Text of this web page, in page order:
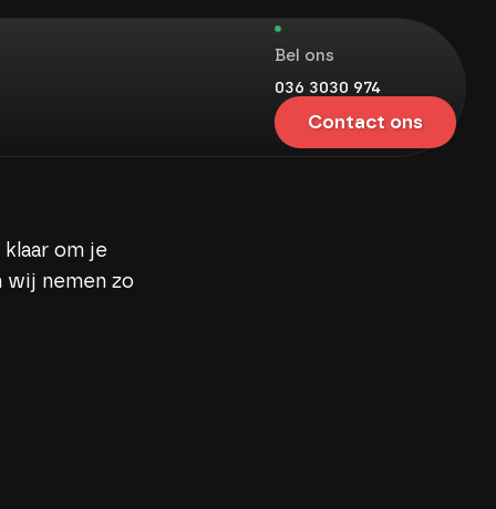
Bel ons
036 3030 974
Contact ons
om je
nemen zo